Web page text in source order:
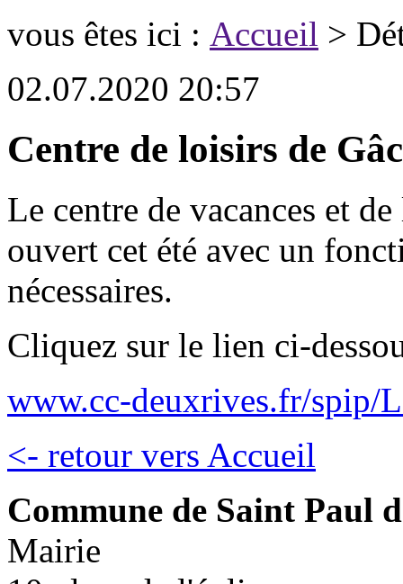
vous êtes ici : Accueil >
02.07.2020 20:57
Centre de loisirs de
Le centre de vacances et
ouvert cet été avec un
nécessaires.
Cliquez sur le lien ci-
www.cc-deuxrives.fr/spip/
<- retour vers Accueil
Commune de Saint Paul
Mairie